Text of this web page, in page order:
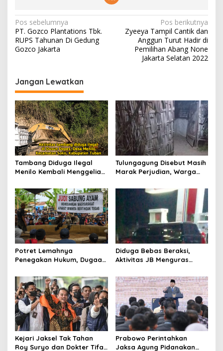
N
a
v
g
a
s
i
p
o
s
Pos sebelumnya
PT. Gozco Plantations Tbk.
RUPS Tahunan Di Gedung
Gozco Jakarta
Pos berikutnya
Zyeeya Tampil Cantik dan
Anggun Turut Hadir di
Pemilihan Abang None
Jakarta Selatan 2022
Jangan Lewatkan
Tambang Diduga Ilegal
Menilo Kembali Menggeliat,
Soroti Dugaan Pembiaran
Tulungagung Disebut Masih
Marak Perjudian, Warga
hingga Usut Dugaan Beking
Potret Lemahnya
Penegakan Hukum, Dugaan
Tulungagung Tuai Sorotan
Diduga Bebas Beraksi,
Aktivitas JB Menguras
Bojonegoro Jadi Sorotan
Warga
Kejari Jaksel Tak Tahan
Roy Suryo dan Dokter Tifa,
Prabowo Perintahkan
Jaksa Agung Pidanakan